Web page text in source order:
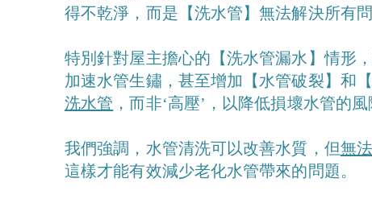
得不乾淨，而是【洗水管】無法解決所有問
特別針對屋主擔心的【洗水管漏水】情形
加速水管生鏽，甚至增加【水管破裂】和
洗水管 ，而非‘高壓’，以降低損壞水管的風
我們強調，水管清洗可以改善水質，但無法
這樣才能有效減少老化水管帶來的問題。